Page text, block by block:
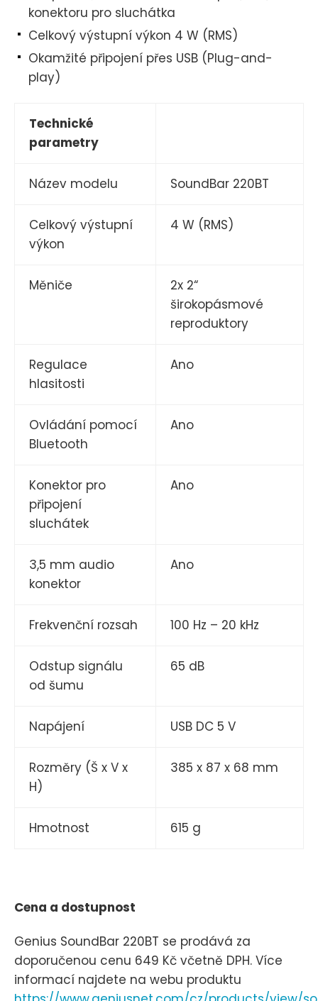
konektoru pro sluchátka
Celkový výstupní výkon 4 W (RMS)
Okamžité připojení přes USB (Plug-and-
play)
Technické
parametry
Název modelu SoundBar 220BT
Celkový výstupní
výkon
4 W (RMS)
Měniče
2x 2“
širokopásmové
reproduktory
Regulace
hlasitosti
Ano
Ovládání pomocí
Bluetooth
Ano
Konektor pro
připojení
sluchátek
Ano
3,5 mm audio
konektor
Ano
Frekvenční rozsah 100 Hz – 20 kHz
Odstup signálu
od šumu
65 dB
Napájení USB DC 5 V
Rozměry (Š x V x
H)
385 x 87 x 68 mm
Hmotnost 615 g
Cena a dostupnost
Genius SoundBar 220BT se prodává za
doporučenou cenu 649 Kč včetně DPH. Více
informací najdete na webu produktu